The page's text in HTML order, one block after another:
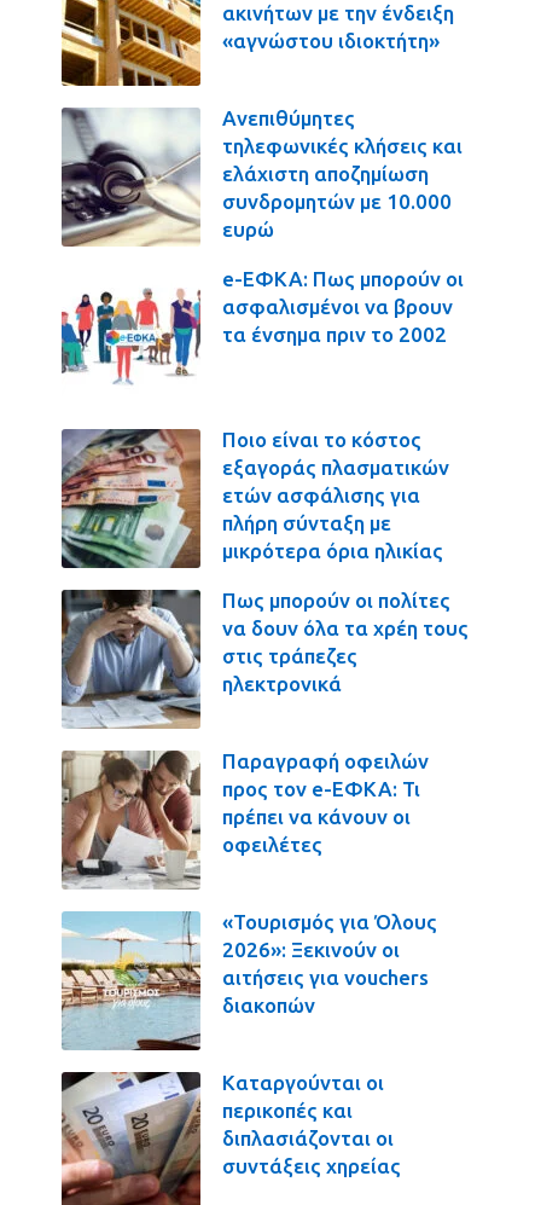
ακινήτων με την ένδειξη
«αγνώστου ιδιοκτήτη»
Ανεπιθύμητες
τηλεφωνικές κλήσεις και
ελάχιστη αποζημίωση
συνδρομητών με 10.000
ευρώ
e-ΕΦΚΑ: Πως μπορούν οι
ασφαλισμένοι να βρουν
τα ένσημα πριν το 2002
Ποιο είναι το κόστος
εξαγοράς πλασματικών
ετών ασφάλισης για
πλήρη σύνταξη με
μικρότερα όρια ηλικίας
Πως μπορούν οι πολίτες
να δουν όλα τα χρέη τους
στις τράπεζες
ηλεκτρονικά
Παραγραφή οφειλών
προς τον e-ΕΦΚΑ: Τι
πρέπει να κάνουν οι
οφειλέτες
«Τουρισμός για Όλους
2026»: Ξεκινούν οι
αιτήσεις για vouchers
διακοπών
Καταργούνται οι
περικοπές και
διπλασιάζονται οι
συντάξεις χηρείας